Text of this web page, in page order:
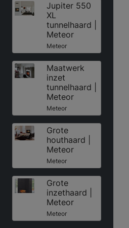
Jupiter 550
XL
tunnelhaard |
Meteor
Meteor
Maatwerk
inzet
tunnelhaard |
Meteor
Meteor
Grote
houthaard |
Meteor
Meteor
Grote
inzethaard |
Meteor
Meteor